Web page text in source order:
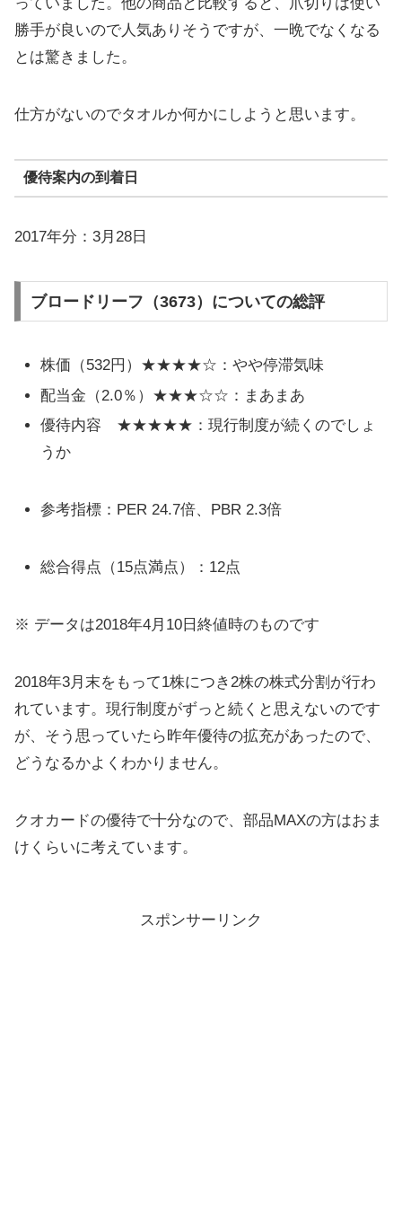
勝手が良いので人気ありそうですが、一晩でなくなる
とは驚きました。
仕方がないのでタオルか何かにしようと思います。
優待案内の到着日
2017年分：3月28日
ブロードリーフ（3673）についての総評
株価（532円）★★★★☆：やや停滞気味
配当金（2.0％）★★★☆☆：まあまあ
優待内容 ★★★★★：現行制度が続くのでしょ
うか
参考指標：PER 24.7倍、PBR 2.3倍
総合得点（15点満点）：12点
※ データは2018年4月10日終値時のものです
2018年3月末をもって1株につき2株の株式分割が行わ
れています。現行制度がずっと続くと思えないのです
が、そう思っていたら昨年優待の拡充があったので、
どうなるかよくわかりません。
クオカードの優待で十分なので、部品MAXの方はおま
けくらいに考えています。
スポンサーリンク